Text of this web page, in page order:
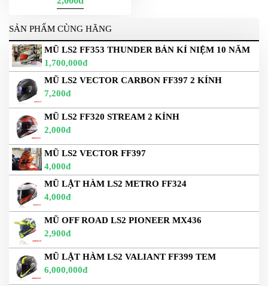
SẢN PHẨM CÙNG HÃNG
MŨ LS2 FF353 THUNDER BẢN KỈ NIỆM 10 NĂM
1,700,000đ
MŨ LS2 VECTOR CARBON FF397 2 KÍNH
7,200đ
MŨ LS2 FF320 STREAM 2 KÍNH
2,000đ
MŨ LS2 VECTOR FF397
4,000đ
MŨ LẬT HÀM LS2 METRO FF324
4,000đ
MŨ OFF ROAD LS2 PIONEER MX436
2,900đ
MŨ LẬT HÀM LS2 VALIANT FF399 TEM
6,000,000đ